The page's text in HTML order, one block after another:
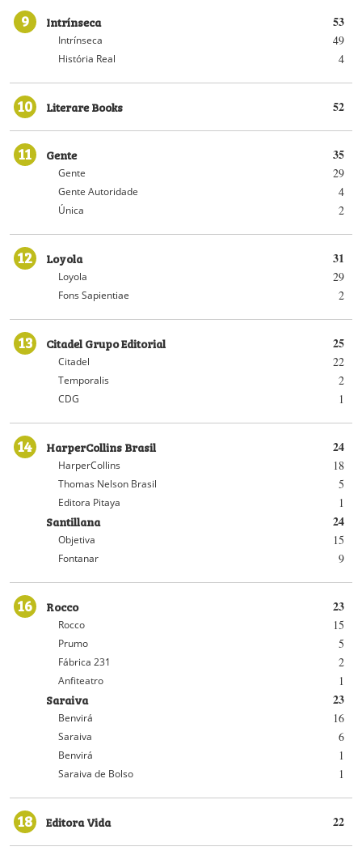
9 53
Intrínseca
49
Intrínseca
4
História Real
10 52
Literare Books
11 35
Gente
29
Gente
4
Gente Autoridade
2
Única
12 31
Loyola
29
Loyola
2
Fons Sapientiae
13 25
Citadel Grupo Editorial
22
Citadel
2
Temporalis
1
CDG
14 24
HarperCollins Brasil
18
HarperCollins
5
Thomas Nelson Brasil
1
Editora Pitaya
24
Santillana
15
Objetiva
9
Fontanar
16 23
Rocco
15
Rocco
5
Prumo
2
Fábrica 231
1
Anfiteatro
23
Saraiva
16
Benvirá
6
Saraiva
1
Benvirá
1
Saraiva de Bolso
18 22
Editora Vida